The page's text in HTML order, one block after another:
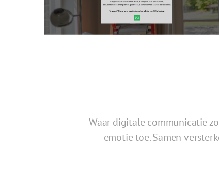
Waar digitale communicatie
emotie toe. Samen